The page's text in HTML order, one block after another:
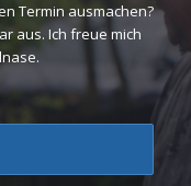
Termin ausmachen?
aus. Ich freue mich